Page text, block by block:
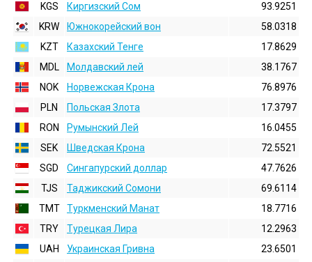
KGS
Киргизский Сом
93.9251
KRW
Южнокорейский вон
58.0318
KZT
Казахский Тенге
17.8629
MDL
Молдавский лей
38.1767
NOK
Норвежская Крона
76.8976
PLN
Польская Злота
17.3797
RON
Румынский Лей
16.0455
SEK
Шведская Крона
72.5521
SGD
Сингапурский доллар
47.7626
TJS
Таджикский Сомони
69.6114
TMT
Туркменский Манат
18.7716
TRY
Турецкая Лира
12.2963
UAH
Украинская Гривна
23.6501